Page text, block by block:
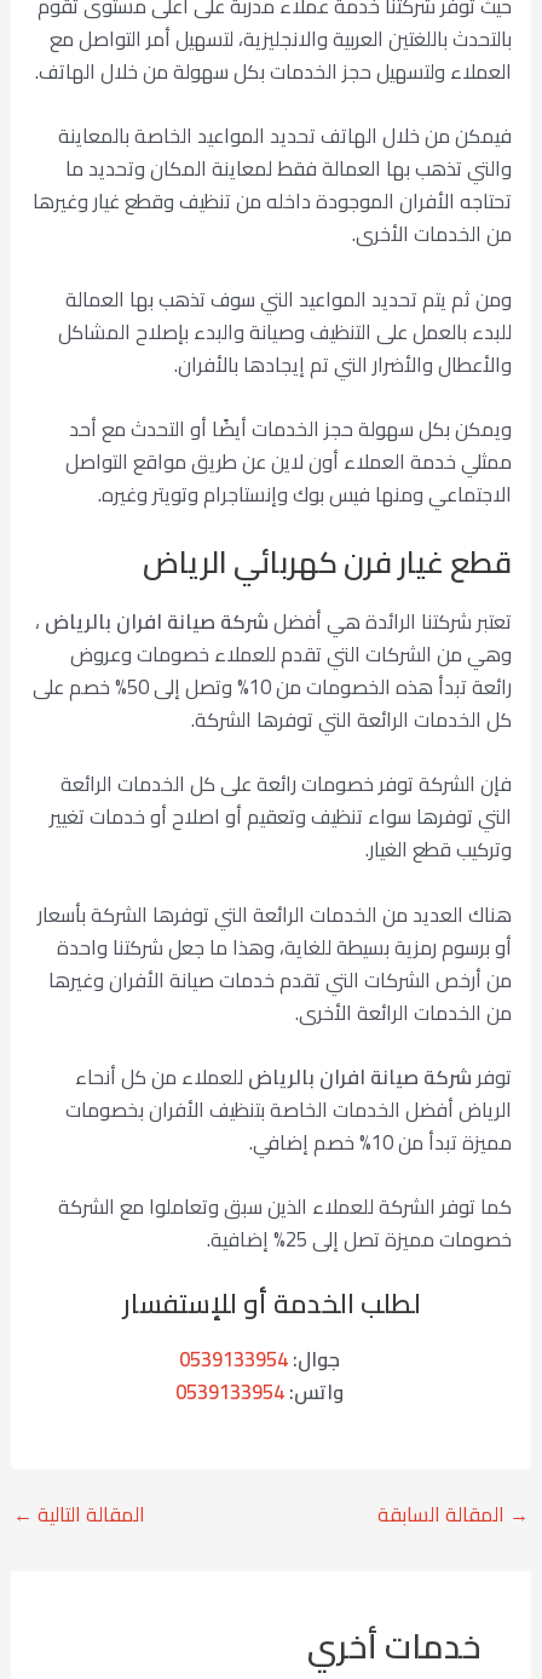
بالتحدث باللغتين العربية والانجليزية، لتسهيل أمر التواصل مع
العملاء ولتسهيل حجز الخدمات بكل سهولة من خلال الهاتف.
فيمكن من خلال الهاتف تحديد المواعيد الخاصة بالمعاينة
والتي تذهب بها العمالة فقط لمعاينة المكان وتحديد ما
تحتاجه الأفران الموجودة داخله من تنظيف وقطع غيار وغيرها
من الخدمات الأخرى.
ومن ثم يتم تحديد المواعيد التي سوف تذهب بها العمالة
للبدء بالعمل على التنظيف وصيانة والبدء بإصلاح المشاكل
والأعطال والأضرار التي تم إيجادها بالأفران.
ويمكن بكل سهولة حجز الخدمات أيضًا أو التحدث مع أحد
ممثلي خدمة العملاء أون لاين عن طريق مواقع التواصل
الاجتماعي ومنها فيس بوك وإنستاجرام وتويتر وغيره.
قطع غيار فرن كهربائي الرياض
تعتبر شركتنا الرائدة هي أفضلشركة صيانة افران بالرياض ،
وهي من الشركات التي تقدم للعملاء خصومات وعروض
رائعة تبدأ هذه الخصومات من 10% وتصل إلى 50% خصم على
كل الخدمات الرائعة التي توفرها الشركة.
فإن الشركة توفر خصومات رائعة على كل الخدمات الرائعة
التي توفرها سواء تنظيف وتعقيم أو اصلاح أو خدمات تغيير
وتركيب قطع الغيار.
هناك العديد من الخدمات الرائعة التي توفرها الشركة بأسعار
أو برسوم رمزية بسيطة للغاية، وهذا ما جعل شركتنا واحدة
من أرخص الشركات التي تقدم خدمات صيانة الأفران وغيرها
من الخدمات الرائعة الأخرى.
توفر شركة صيانة افران بالرياض للعملاء من كل أنحاء
الرياض أفضل الخدمات الخاصة بتنظيف الأفران بخصومات
مميزة تبدأ من 10% خصم إضافي.
كما توفر الشركة للعملاء الذين سبق وتعاملوا مع الشركة
خصومات مميزة تصل إلى 25% إضافية.
لطلب الخدمة أو للإستفسار
جوال:0539133954
واتس:0539133954
→ المقالة السابقة المقالة التالية ←
خدمات أخري